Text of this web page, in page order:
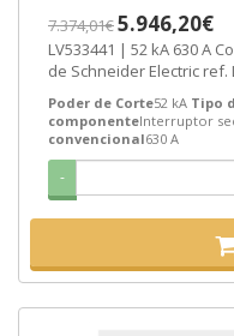
7.374,01€5.946,20€
LV533441 | 52 kA 630 A Compact NS Interruptor seccionador
de Schneider Electric ref.
Poder de Corte52 kA Tipo
componenteInterruptor
convencional630 A
-